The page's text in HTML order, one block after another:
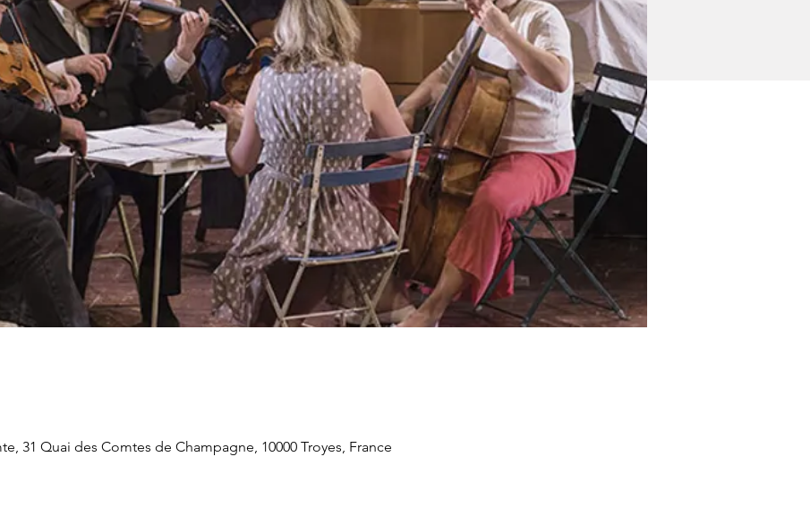
31 Quai des Comtes de Champagne, 10000 Troyes, France